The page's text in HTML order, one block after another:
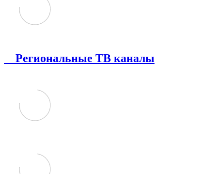
Региональные ТВ каналы